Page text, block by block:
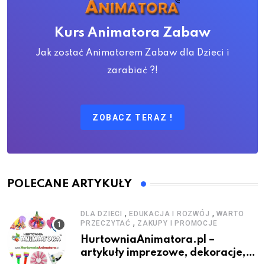
Kurs Animatora Zabaw
Jak zostać Animatorem Zabaw dla Dzieci i
zarabiać ?!
ZOBACZ TERAZ !
POLECANE ARTYKUŁY
DLA DZIECI , EDUKACJA I ROZWÓJ , WARTO
PRZECZYTAĆ , ZAKUPY I PROMOCJE
HurtowniaAnimatora.pl –
artykuły imprezowe, dekoracje,